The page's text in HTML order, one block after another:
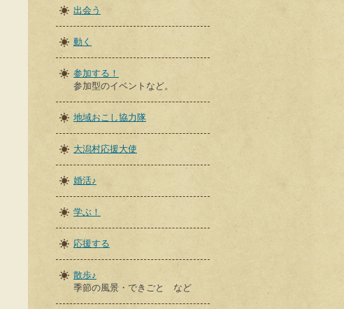
出会う
動く
参加する！
参加型のイベントなど。
地域おこし協力隊
大潟村応援大使
婚活♪
学ぶ！
応援する
散歩♪
季節の風景・できごと など